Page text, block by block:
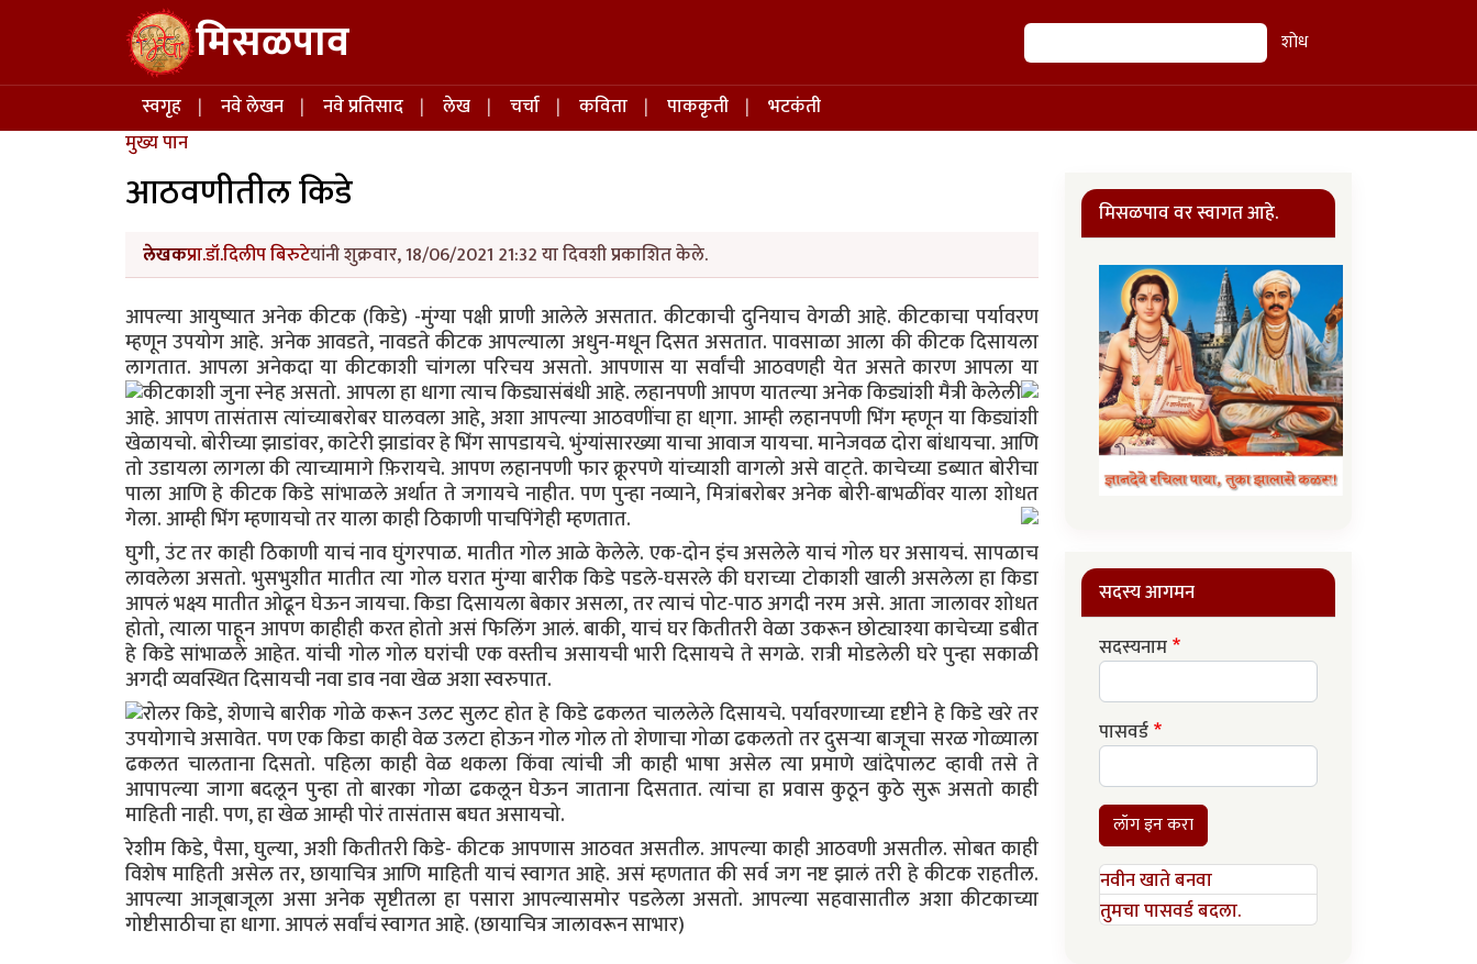
Skip to main content मिसळपाव शोध शोध
Main navigation
स्वगृह नवे लेखन नवे प्रतिसाद लेख चर्चा कविता पाककृती
भटकंती
मुख्य पान
आठवणीतील किडे
लेखकप्रा.डॉ.दिलीप बिरुटेयांनी शुक्रवार, 18/06/2021 21:32 या दिवशी प्रकाशित केले.
आपल्या आयुष्यात अनेक कीटक (किडे) -मुंग्या पक्षी प्राणी आलेले असतात. कीटकाची दुनियाच वेगळी आहे. कीटकाचा पर्यावरण
म्हणून उपयोग आहे. अनेक आवडते, नावडते कीटक आपल्याला अधुन-मधून दिसत असतात. पावसाळा आला की कीटक दिसायला
लागतात. आपला अनेकदा या कीटकाशी चांगला परिचय असतो. आपणास या सर्वांची आठवणही येत असते कारण आपला या
कीटकाशी जुना स्नेह असतो.आपला हा धागा त्याच किड्यासंबंधी आहे.लहानपणी आपण यातल्या अनेक किड्यांशी मैत्री केलेली
आहे. आपण तासंतास त्यांच्याबरोबर घालवला आहे, अशा आपल्या आठवणींचा हा धा्गा. आम्ही लहानपणी भिंग म्हणून या किड्यांशी
खेळायचो. बोरीच्या झाडांवर, काटेरी झाडांवर हे भिंग सापडायचे. भुंग्यांसारख्या याचा आवाज यायचा. मानेजवळ दोरा बांधायचा. आणि
तो उडायला लागला की त्याच्यामागे फ़िरायचे. आपण लहानपणी फार क्रूरपणे यांच्याशी वागलो असे वाट्ते. काचेच्या डब्यात बोरीचा
पाला आणि हे कीटक किडे सांभाळले अर्थात ते जगायचे नाहीत. पण पुन्हा नव्याने, मित्रांबरोबर अनेक बोरी-बाभळींवर याला शोधत
गेला. आम्ही भिंग म्हणायचो तर याला काही ठिकाणी पाचपिंगेही म्हणतात.
घुगी, उंट तर काही ठिकाणी याचं नाव घुंगरपाळ. मातीत गोल आळे केलेले. एक-दोन इंच असलेले याचं गोल घर असायचं. सापळाच
लावलेला असतो. भुसभुशीत मातीत त्या गोल घरात मुंग्या बारीक किडे पडले-घसरले की घराच्या टोकाशी खाली असलेला हा किडा
आपलं भक्ष्य मातीत ओढून घेऊन जायचा. किडा दिसायला बेकार असला, तर त्याचं पोट-पाठ अगदी नरम असे. आता जालावर शोधत
होतो, त्याला पाहून आपण काहीही करत होतो असं फिलिंग आलं. बाकी, याचं घर कितीतरी वेळा उकरून छोट्याश्या काचेच्या डबीत
हे किडे सांभाळले आहेत. यांची गोल गोल घरांची एक वस्तीच असायची भारी दिसायचे ते सगळे. रात्री मोडलेली घरे पुन्हा सकाळी
अगदी व्यवस्थित दिसायची नवा डाव नवा खेळ अशा स्वरुपात.
रोलर किडे, शेणाचे बारीक गोळे करून उलट सुलट होत हे किडे ढकलत चाललेले दिसायचे. पर्यावरणाच्या दृष्टीने हे किडे खरे तर
उपयोगाचे असावेत. पण एक किडा काही वेळ उलटा होऊन गोल गोल तो शेणाचा गोळा ढकलतो तर दुसऱ्या बाजूचा सरळ गोळ्याला
ढकलत चालताना दिसतो. पहिला काही वेळ थकला किंवा त्यांची जी काही भाषा असेल त्या प्रमाणे खांदेपालट व्हावी तसे ते
आपापल्या जागा बदलून पुन्हा तो बारका गोळा ढकलून घेऊन जाताना दिसतात. त्यांचा हा प्रवास कुठून कुठे सुरू असतो काही
माहिती नाही. पण, हा खेळ आम्ही पोरं तासंतास बघत असायचो.
रेशीम किडे, पैसा, घुल्या, अशी कितीतरी किडे- कीटक आपणास आठवत असतील. आपल्या काही आठवणी असतील. सोबत काही
विशेष माहिती असेल तर, छायाचित्र आणि माहिती याचं स्वागत आहे. असं म्हणतात की सर्व जग नष्ट झालं तरी हे कीटक राहतील.
आपल्या आजूबाजूला असा अनेक सृष्टीतला हा पसारा आपल्यासमोर पडलेला असतो. आपल्या सहवासातील अशा कीटकाच्या
गोष्टीसाठीचा हा धागा. आपलं सर्वांचं स्वागत आहे. (छायाचित्र जालावरून साभार)
मिसळपाव वर स्वागत आहे.
सदस्य आगमन
सदस्यनाम
पासवर्ड
लॉग इन करा
नवीन खाते बनवा
तुमचा पासवर्ड बदला.